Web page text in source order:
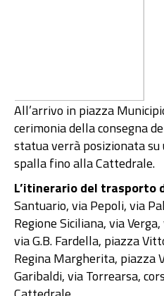
All’arrivo in piazza
cerimonia della consegna
statua verrà posizionata
spalla fino alla Cattedrale.
L’itinerario del trasporto
Santuario, via Pepoli, via
Regione Siciliana, via
via G.B. Fardella, piazza
Regina Margherita, piazza
Garibaldi, via Torrearsa,